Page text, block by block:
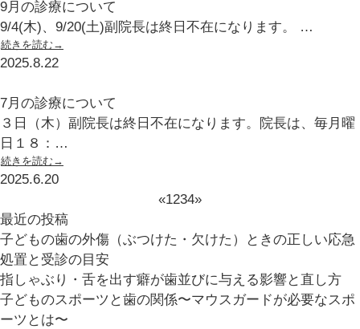
9月の診療について
9/4(木)、9/20(土)副院長は終日不在になります。 …
続きを読む→
2025.8.22
7月の診療について
３日（木）副院長は終日不在になります。院長は、毎月曜
日１８：…
続きを読む→
2025.6.20
«1234»
最近の投稿
子どもの歯の外傷（ぶつけた・欠けた）ときの正しい応急
処置と受診の目安
指しゃぶり・舌を出す癖が歯並びに与える影響と直し方
子どものスポーツと歯の関係〜マウスガードが必要なスポ
ーツとは〜